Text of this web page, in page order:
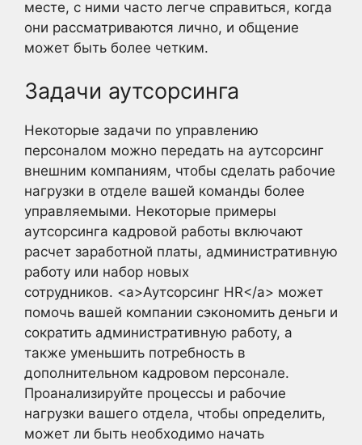
месте, с ними часто легче справиться, когда
они рассматриваются лично, и общение
может быть более четким.
Задачи аутсорсинга
Некоторые задачи по управлению
персоналом можно передать на аутсорсинг
внешним компаниям, чтобы сделать рабочие
нагрузки в отделе вашей команды более
управляемыми. Некоторые примеры
аутсорсинга кадровой работы включают
расчет заработной платы, административную
работу или набор новых
сотрудников. <a>Аутсорсинг HR</a> может
помочь вашей компании сэкономить деньги и
сократить административную работу, а
также уменьшить потребность в
дополнительном кадровом персонале.
Проанализируйте процессы и рабочие
нагрузки вашего отдела, чтобы определить,
может ли быть необходимо начать